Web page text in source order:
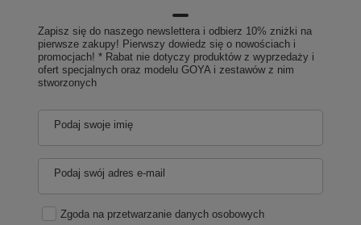
Zapisz się do naszego newslettera i odbierz 10% zniżki na
pierwsze zakupy! Pierwszy dowiedz się o nowościach i
promocjach! * Rabat nie dotyczy produktów z wyprzedaży i
ofert specjalnych oraz modelu GOYA i zestawów z nim
stworzonych
Podaj swoje imię
Podaj swój adres e-mail
Zgoda na przetwarzanie danych osobowych